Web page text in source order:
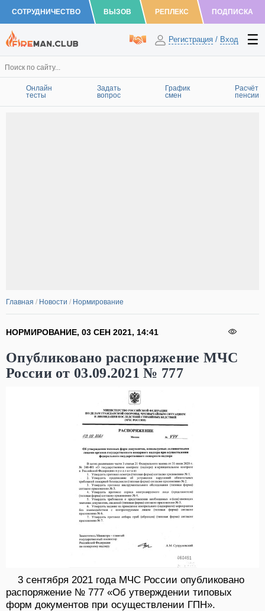
СОТРУДНИЧЕСТВО ВЫЗОВ РЕПЛЕКС ПОДПИСКА
Регистрация / Вход
Онлайн
тесты
Задать
вопрос
График
смен
Расчёт
пенсии
Главная / Новости / Нормирование
НОРМИРОВАНИЕ, 03 СЕН 2021, 14:41
Опубликовано распоряжение МЧС
России от 03.09.2021 № 777
3 сентября 2021 года МЧС России опубликовано
распоряжение № 777 «Об утверждении типовых
форм документов при осуществлении ГПН».